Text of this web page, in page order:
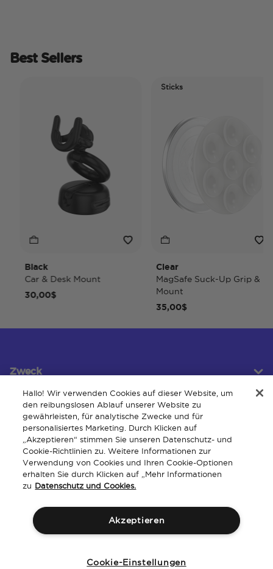
Best Sellers
Black
Car & Desk Mount
30,00$
Sticks
Clear
MagSafe Suck-Up Grip &
Mount
35,00$
Zweck
Kundendienst
Um
Hallo! Wir verwenden Cookies auf dieser Website, um
den reibungslosen Ablauf unserer Website zu
gewährleisten, für analytische Zwecke und für
personalisiertes Marketing. Durch Klicken auf
„Akzeptieren“ stimmen Sie unseren Datenschutz- und
Cookie-Richtlinien zu. Weitere Informationen zur
Verwendung von Cookies und Ihren Cookie-Optionen
erhalten Sie durch Klicken auf „Mehr Informationen
zu Datenschutz und Cookies.
Akzeptieren
Cookie-Einstellungen